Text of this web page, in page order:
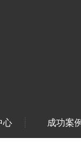
心 成功案